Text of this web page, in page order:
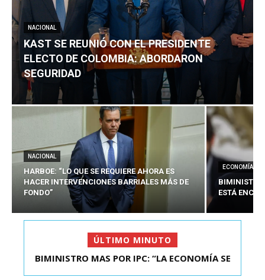
NACIONAL
KAST SE REUNIÓ CON EL PRESIDENTE
ELECTO DE COLOMBIA: ABORDARON
SEGURIDAD
NACIONAL
HARBOE: “LO QUE SE REQUIERE AHORA ES
HACER INTERVENCIONES BARRIALES MÁS DE
FONDO”
ECONOMÍA
BIMINISTRO
ESTÁ
ÚLTIMO MINUTO
KAST SE REUNIÓ CON EL PRESIDENTE ELECTO DE
BIMINISTRO MAS POR IPC: “LA ECONOMÍA SE